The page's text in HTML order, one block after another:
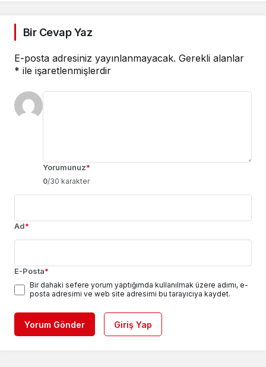
Bir Cevap Yaz
E-posta adresiniz yayınlanmayacak. Gerekli alanlar
* ile işaretlenmişlerdir
Yorumunuz*
0/30 karakter
Ad*
E-Posta*
Bir dahaki sefere yorum yaptığımda kullanılmak üzere adımı, e-
posta adresimi ve web site adresimi bu tarayıcıya kaydet.
Yorum Gönder Giriş Yap